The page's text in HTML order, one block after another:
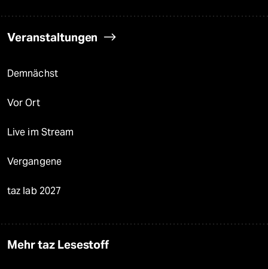
Veranstaltungen
Demnächst
Vor Ort
Live im Stream
Vergangene
taz lab 2027
Mehr taz Lesestoff